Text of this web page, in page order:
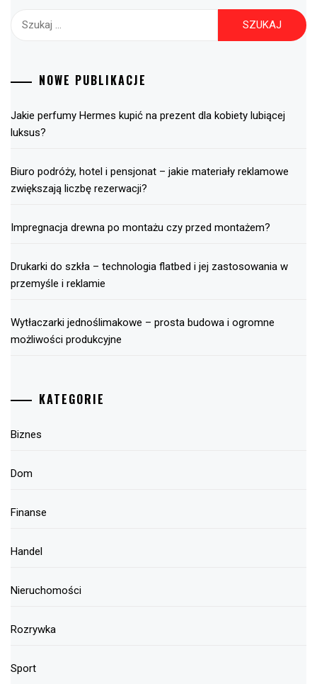
Szukaj:
NOWE PUBLIKACJE
Jakie perfumy Hermes kupić na prezent dla kobiety lubiącej
luksus?
Biuro podróży, hotel i pensjonat – jakie materiały reklamowe
zwiększają liczbę rezerwacji?
Impregnacja drewna po montażu czy przed montażem?
Drukarki do szkła – technologia flatbed i jej zastosowania w
przemyśle i reklamie
Wytłaczarki jednoślimakowe – prosta budowa i ogromne
możliwości produkcyjne
KATEGORIE
Biznes
Dom
Finanse
Handel
Nieruchomości
Rozrywka
Sport